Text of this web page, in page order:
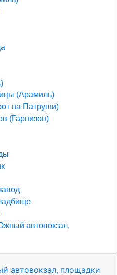
(Арамиль)
на Патруши)
(Гарнизон)
автовокзал,
автовокзал, площадки